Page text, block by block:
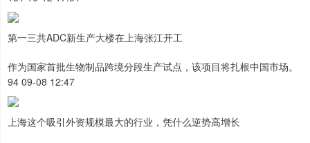
第一三共ADC新生产大楼在上海张江开工
作为国家首批生物制品跨境分段生产试点，该项目将扎根中国市场。
94 09-08 12:47
上海这个吸引外资规模最大的行业，凭什么逆势高增长